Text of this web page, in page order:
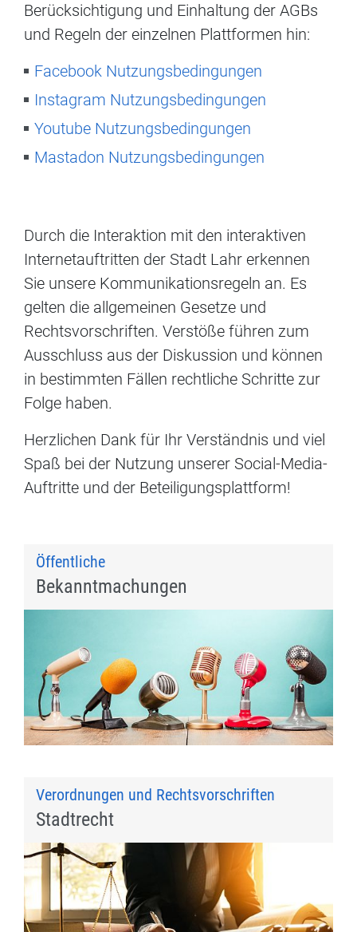
Berücksichtigung und Einhaltung der AGBs
und Regeln der einzelnen Plattformen hin:
Facebook Nutzungsbedingungen
Instagram Nutzungsbedingungen
Youtube Nutzungsbedingungen
Mastadon Nutzungsbedingungen
Durch die Interaktion mit den interaktiven
Internetauftritten der Stadt Lahr erkennen
Sie unsere Kommunikationsregeln an. Es
gelten die allgemeinen Gesetze und
Rechtsvorschriften. Verstöße führen zum
Ausschluss aus der Diskussion und können
in bestimmten Fällen rechtliche Schritte zur
Folge haben.
Herzlichen Dank für Ihr Verständnis und viel
Spaß bei der Nutzung unserer Social-Media-
Auftritte und der Beteiligungsplattform!
Öffentliche
Bekanntmachungen
Verordnungen und Rechtsvorschriften
Stadtrecht